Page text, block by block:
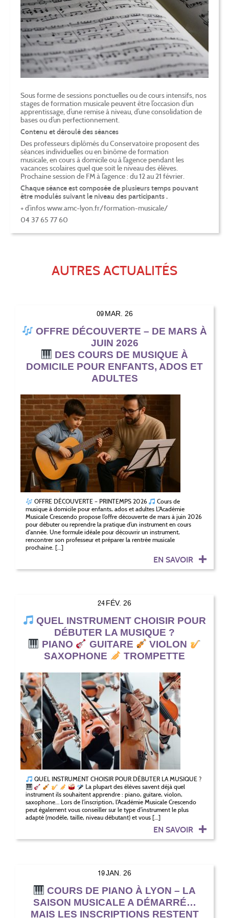
Sous forme de sessions ponctuelles ou de cours intensifs, nos
stages de formation musicale peuvent être l’occasion d’un
apprentissage, d’une remise à niveau, d’une consolidation de
bases ou d’un perfectionnement.
Contenu et déroulé des séances
Des professeurs diplômés du Conservatoire proposent des
séances individuelles ou en binôme de formation
musicale, en cours à domicile ou à l’agence pendant les
vacances scolaires quel que soit le niveau des élèves.
Prochaine session de FM à l’agence : du 12 au 21 février.
Chaque séance est composée de plusieurs temps pouvant
être modulés suivant le niveau des participants .
+ d’infos www.amc-lyon.fr/formation-musicale/
04 37 65 77 60
AUTRES ACTUALITÉS
09 MAR. 26
OFFRE DÉCOUVERTE – DE MARS À
JUIN 2026
DES COURS DE MUSIQUE À
DOMICILE POUR ENFANTS, ADOS ET
ADULTES
OFFRE DÉCOUVERTE – PRINTEMPS 2026
Cours de
musique à domicile pour enfants, ados et adultes L’Académie
Musicale Crescendo propose l’offre découverte de mars à juin 2026
pour débuter ou reprendre la pratique d’un instrument en cours
d’année. Une formule idéale pour découvrir un instrument,
rencontrer son professeur et préparer la rentrée musicale
prochaine. […]
EN SAVOIR
24FÉV. 26
QUEL INSTRUMENT CHOISIR POUR
DÉBUTER LA MUSIQUE ?
PIANO
GUITARE
VIOLON
SAXOPHONE
TROMPETTE
QUEL INSTRUMENT CHOISIR POUR DÉBUTER LA MUSIQUE ?
La plupart des élèves savent déjà quel
instrument ils souhaitent apprendre : piano, guitare, violon,
saxophone… Lors de l’inscription, l’Académie Musicale Crescendo
peut également vous conseiller sur le type d’instrument le plus
adapté (modèle, taille, niveau débutant) et vous […]
EN SAVOIR
19JAN. 26
COURS DE PIANO À LYON – LA
SAISON MUSICALE A DÉMARRÉ…
MAIS LES INSCRIPTIONS RESTENT